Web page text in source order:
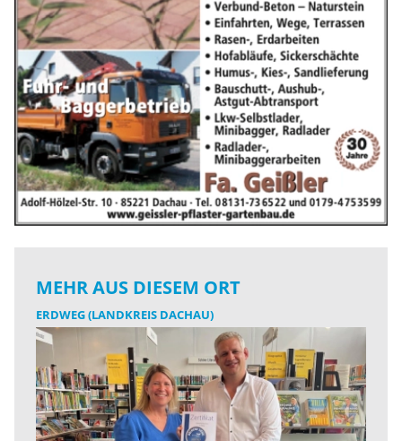
MEHR AUS DIESEM ORT
ERDWEG (LANDKREIS DACHAU)